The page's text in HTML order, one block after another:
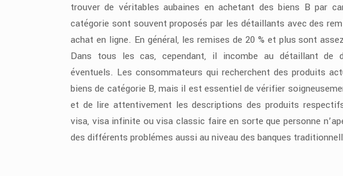
trouver de véritables aubaines en achetant des biens B par
catégorie sont souvent proposés par les détaillants avec des
achat en ligne. En général, les remises de 20 % et plus sont
Dans tous les cas, cependant, il incombe au détaillant de
éventuels. Les consommateurs qui recherchent des produits
biens de catégorie B, mais il est essentiel de vérifier
et de lire attentivement les descriptions des produits
visa, visa infinite ou visa classic faire en sorte que personne
des différents problémes aussi au niveau des banques